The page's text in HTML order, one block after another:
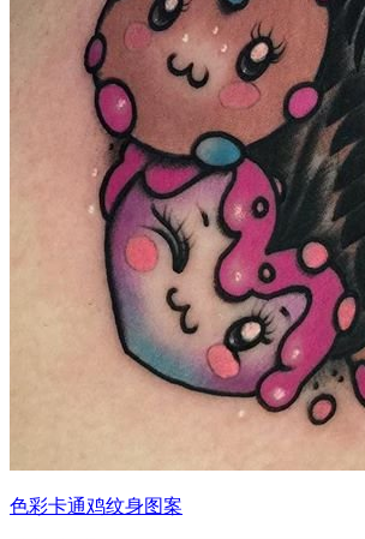
色彩卡通鸡纹身图案